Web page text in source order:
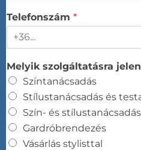
Telefonszám *
Melyik szolgáltatásra
Színtanácsadás​
Stílustanácsadás és
Szín- és stílustanácsadás​
Gardróbrendezés​
Vásárlás stylisttal​